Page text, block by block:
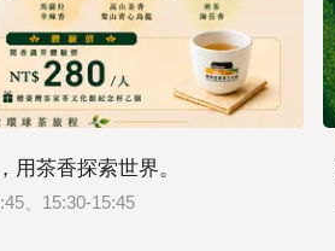
茶香探索世界。
、15:30-15:45